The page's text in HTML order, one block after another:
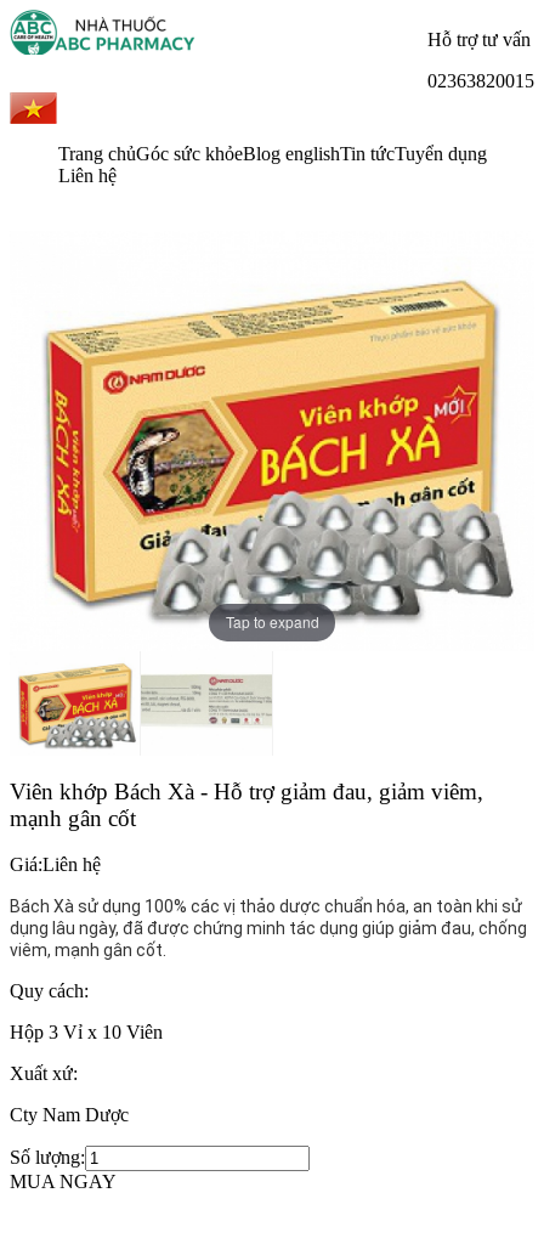
Hỗ trợ tư vấn
02363820015
Trang chủGóc sức khỏeBlog englishTin tứcTuyển dụng
Liên hệ
Tap to expand
Viên khớp Bách Xà - Hỗ trợ giảm đau, giảm viêm,
mạnh gân cốt
Giá:Liên hệ
Bách Xà sử dụng 100% các vị thảo dược chuẩn hóa, an toàn khi sử
dụng lâu ngày, đã được chứng minh tác dụng giúp giảm đau, chống
viêm, mạnh gân cốt.
Quy cách:
Hộp 3 Vỉ x 10 Viên
Xuất xứ:
Cty Nam Dược
Số lượng:
MUA NGAY